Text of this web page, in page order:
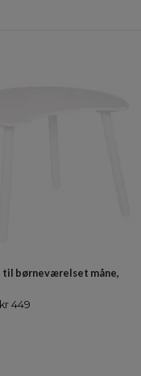
børneværelset måne,
kr 449